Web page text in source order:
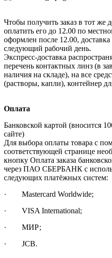
Чтобы получить заказ в тот же
оплатить его до 12.00 по
оформлен после 12.00, доставка
следующий рабочий день.
Экспресс-доставка
перечень контактных линз (в
наличия на складе), на все
(растворы, капли), контейнер
Оплата
Банковской картой (вносится
сайте)
Для выбора оплаты товара с
соответствующей странице
кнопку Оплата заказа
через ПАО СБЕРБАНК с
следующих платёжных систем:
· Mastercard Worldwide;
· VISA International;
· МИР;
· JCB.